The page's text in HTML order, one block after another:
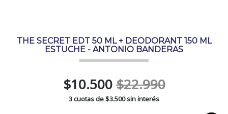
THE SECRET EDT 50 ML + DEODORANT 150 ML
ESTUCHE - ANTONIO BANDERAS
$10.500$22.990
3 cuotas de$3.500sin interés